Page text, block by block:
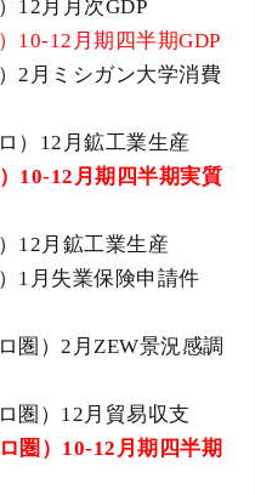
12月月次GDP
10-12月期四半期GDP
2月ミシガン大学消費
）12月鉱工業生産
10-12月期四半期実質
12月鉱工業生産
1月失業保険申請件
圏）2月ZEW景況感調
圏）12月貿易収支
圏）10-12月期四半期